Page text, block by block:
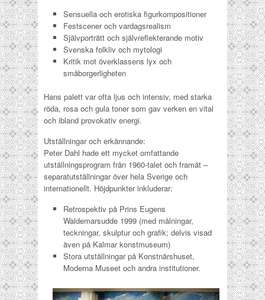
Sensuella och erotiska figurkompositioner
Festscener och vardagsrealism
Självporträtt och självreflekterande motiv
Svenska folkliv och mytologi
Kritik mot överklassens lyx och
småborgerligheten
Hans palett var ofta ljus och intensiv, med starka
röda, rosa och gula toner som gav verken en vital
och ibland provokativ energi.
Utställningar och erkännande:
Peter Dahl hade ett mycket omfattande
utställningsprogram från 1960-talet och framåt –
separatutställningar över hela Sverige och
internationellt. Höjdpunkter inkluderar:
Retrospektiv på Prins Eugens
Waldemarsudde 1999 (med målningar,
teckningar, skulptur och grafik; delvis visad
även på Kalmar konstmuseum)
Stora utställningar på Konstnärshuset,
Moderna Museet och andra institutioner.